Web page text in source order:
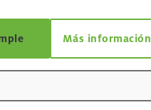
Más información